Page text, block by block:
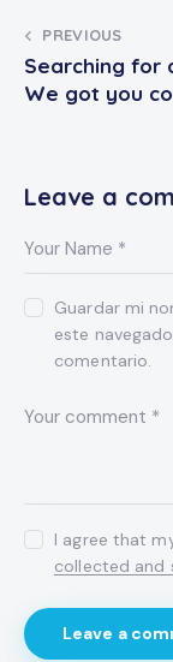
PREVIOUS
Searching for
We got you
Leave a
Guardar mi
este
comentario.
I agree that
collected and